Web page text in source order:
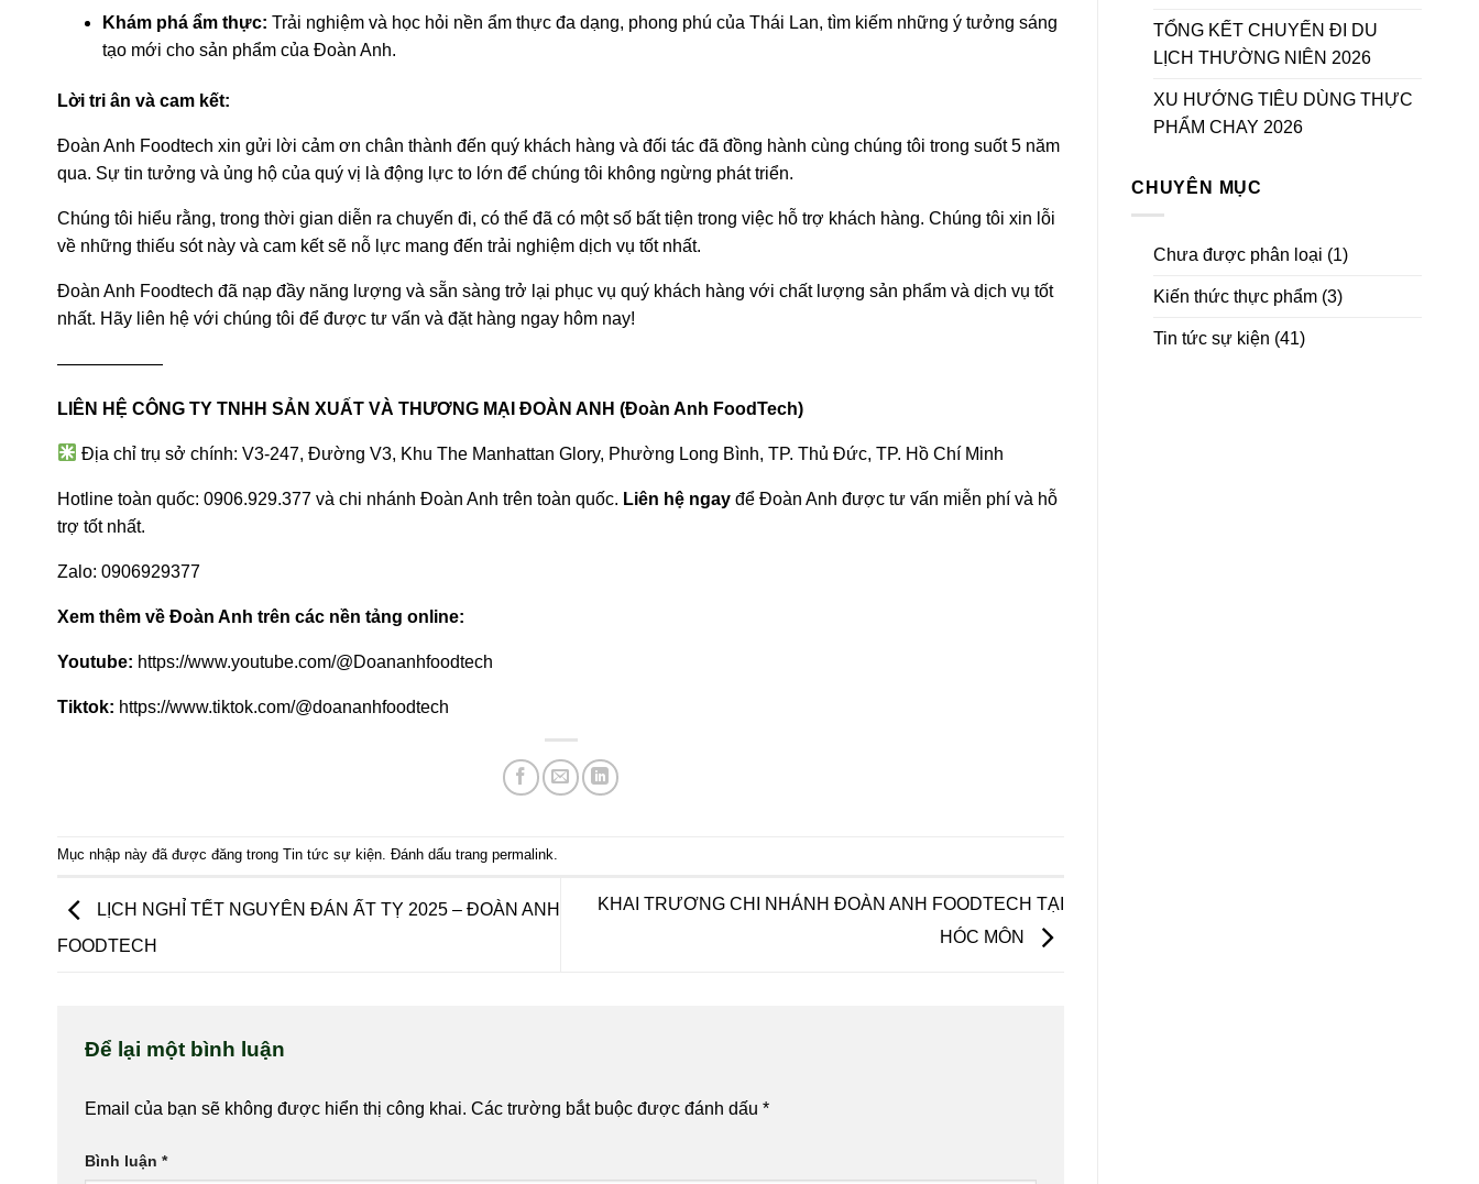
Khám phá ẩm thực: Trải nghiệm và học hỏi nền ẩm thực đa dạng, phong phú của Thái Lan, tìm kiếm những ý tưởng sáng
tạo mới cho sản phẩm của Đoàn Anh.
Lời tri ân và cam kết:
Đoàn Anh Foodtech xin gửi lời cảm ơn chân thành đến quý khách hàng và đối tác đã đồng hành cùng chúng tôi trong suốt 5 năm
qua. Sự tin tưởng và ủng hộ của quý vị là động lực to lớn để chúng tôi không ngừng phát triển.
Chúng tôi hiểu rằng, trong thời gian diễn ra chuyến đi, có thể đã có một số bất tiện trong việc hỗ trợ khách hàng. Chúng tôi xin lỗi
về những thiếu sót này và cam kết sẽ nỗ lực mang đến trải nghiệm dịch vụ tốt nhất.
Đoàn Anh Foodtech đã nạp đầy năng lượng và sẵn sàng trở lại phục vụ quý khách hàng với chất lượng sản phẩm và dịch vụ tốt
nhất. Hãy liên hệ với chúng tôi để được tư vấn và đặt hàng ngay hôm nay!
——————
LIÊN HỆ CÔNG TY TNHH SẢN XUẤT VÀ THƯƠNG MẠI ĐOÀN ANH (Đoàn Anh FoodTech)
Địa chỉ trụ sở chính: V3-247, Đường V3, Khu The Manhattan Glory, Phường Long Bình, TP. Thủ Đức, TP. Hồ Chí Minh
Hotline toàn quốc: 0906.929.377 và chi nhánh Đoàn Anh trên toàn quốc. Liên hệ ngay để Đoàn Anh được tư vấn miễn phí và hỗ
trợ tốt nhất.
Zalo: 0906929377
Xem thêm về Đoàn Anh trên các nền tảng online:
Youtube: https://www.youtube.com/@Doananhfoodtech
Tiktok: https://www.tiktok.com/@doananhfoodtech
Mục nhập này đã được đăng trong Tin tức sự kiện. Đánh dấu trang permalink.
LỊCH NGHỈ TẾT NGUYÊN ĐÁN ẤT TỴ 2025 – ĐOÀN ANH
FOODTECH
KHAI TRƯƠNG CHI NHÁNH ĐOÀN ANH FOODTECH TẠI
HÓC MÔN
Để lại một bình luận
Email của bạn sẽ không được hiển thị công khai. Các trường bắt buộc được đánh dấu *
Bình luận *
TỔNG KẾT CHUYẾN ĐI DU
LỊCH THƯỜNG NIÊN 2026
XU HƯỚNG TIÊU DÙNG THỰC
PHẨM CHAY 2026
CHUYÊN MỤC
Chưa được phân loại (1)
Kiến thức thực phẩm (3)
Tin tức sự kiện (41)